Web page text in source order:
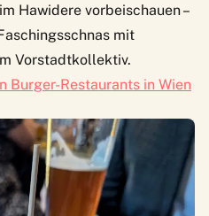
Hawidere vorbeischauen –
mit
Vorstadtkollektiv.
Burger-Restaurants in Wien